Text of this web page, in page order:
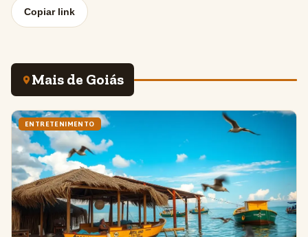
Copiar link
Mais de Goiás
ENTRETENIMENTO